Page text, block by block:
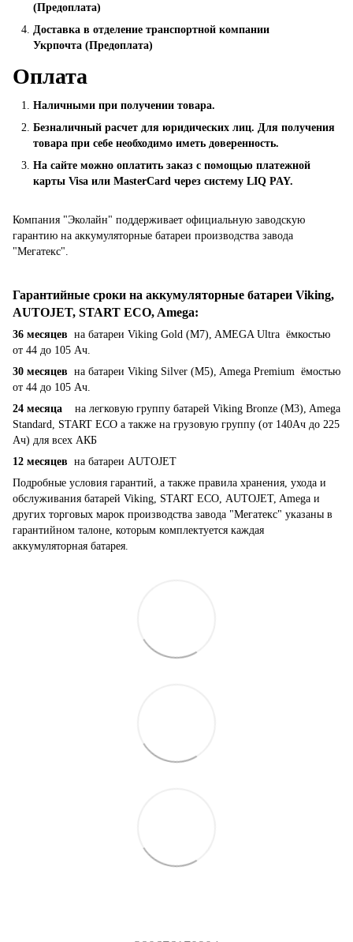
(Предоплата)
Доставка в отделение транспортной компании
Укрпочта (Предоплата)
Оплата
Наличными при получении товара.
Безналичный расчет для юридических лиц. Для получения
товара при себе необходимо иметь доверенность.
На сайте можно оплатить заказ с помощью платежной
карты Visa или MasterCard через систему LIQ PAY.
Компания "Эколайн" поддерживает официальную заводскую
гарантию на аккумуляторные батареи производства завода
"Мегатекс".
Гарантийные сроки на аккумуляторные батареи Viking,
AUTOJET, START ECO, Amega:
36 месяцев на батареи Viking Gold (M7), AMEGA Ultra ёмкостью
от 44 до 105 Ач.
30 месяцев на батареи Viking Silver (M5), Amega Premium ёмостью
от 44 до 105 Ач.
24 месяца на легковую группу батарей Viking Bronze (M3), Amega
Standard, START ECO а также на грузовую группу (от 140Ач до 225
Ач) для всех АКБ
12 месяцев на батареи AUTOJET
Подробные условия гарантий, а также правила хранения, ухода и
обслуживания батарей Viking, START ECO, AUTOJET, Amega и
других торговых марок производства завода "Мегатекс" указаны в
гарантийном талоне, которым комплектуется каждая
аккумуляторная батарея.